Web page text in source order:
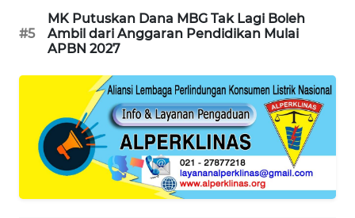
#5
MK Putuskan Dana MBG Tak Lagi Boleh
Ambil dari Anggaran Pendidikan Mulai
APBN 2027
WALINKI
ID
MARTABAT